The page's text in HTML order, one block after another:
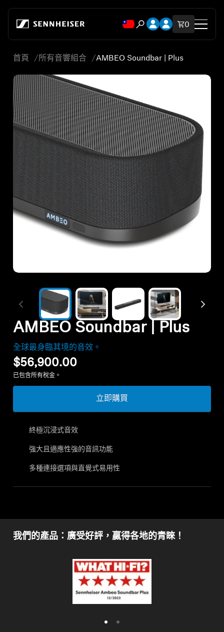
開啟搜尋互動視窗
開啟帳號下拉式選單
開啟帳號下拉式選單
購物車內
0
商店
所有耳機
所有發燒級耳機
所有音響組合
輔助聽力
備用零件與配件
所有優惠
關於我們
技術
聲音空間
專業
首頁 所有音響組合 AMBEO Soundbar | Plus
AMBEO Soundbar | Plus
全球最身臨其境的音效。
$56,900.00
已包含所有稅金。
立即購買
終極沉浸式音效
強大且適應性強的音訊功能
多種連接選項與直覺式易用性
我們的產品：廣受好評，贏得各地的青睞！